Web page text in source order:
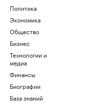
Политика
Экономика
Общество
Бизнес
Технологии и
медиа
Финансы
Биографии
База знаний